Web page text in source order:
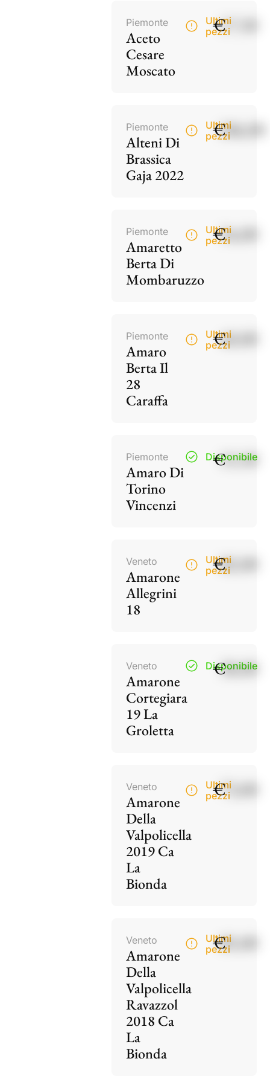
Piemonte
Aceto
Cesare
Moscato
Ultimi
pezzi
€17,50
Piemonte
Alteni Di
Brassica
Gaja 2022
Ultimi
pezzi
€186,00
Piemonte
Amaretto
Berta Di
Mombaruzzo
Ultimi
pezzi
€34,00
Piemonte
Amaro
Berta Il
28
Caraffa
Ultimi
pezzi
€40,00
Piemonte
Amaro Di
Torino
Vincenzi
Disponibile
€15,50
Veneto
Amarone
Allegrini
18
Ultimi
pezzi
€82,00
Veneto
Amarone
Cortegiara
19 La
Groletta
Disponibile
€38,00
Veneto
Amarone
Della
Valpolicella
2019 Ca
La
Bionda
Ultimi
pezzi
€73,00
Veneto
Amarone
Della
Valpolicella
Ravazzol
2018 Ca
La
Bionda
Ultimi
pezzi
€85,00